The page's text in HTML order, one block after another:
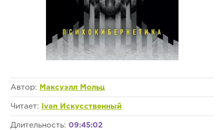
Автор: Максуэлл Мольц
Читает: Ivan Искусственный
Длительность: 09:45:02